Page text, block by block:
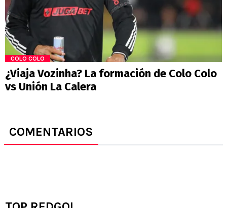
COLO COLO
¿Viaja Vozinha? La formación de Colo Colo
vs Unión La Calera
COMENTARIOS